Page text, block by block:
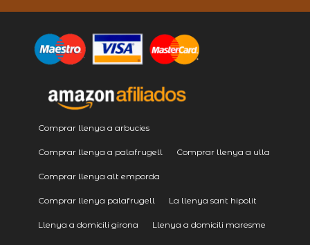
Comprar llenya a arbucies
Comprar llenya a palafrugell Comprar llenya a ulla
Comprar llenya alt emporda
Comprar llenya palafrugell La llenya sant hipolit
Llenya a domicili girona Llenya a domicili maresme